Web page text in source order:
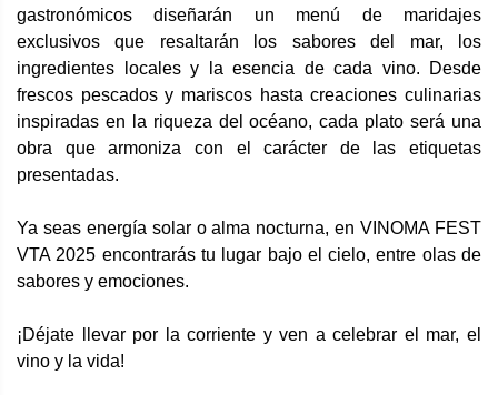
gastronómicos diseñarán un menú de maridajes
exclusivos que resaltarán los sabores del mar, los
ingredientes locales y la esencia de cada vino. Desde
frescos pescados y mariscos hasta creaciones culinarias
inspiradas en la riqueza del océano, cada plato será una
obra que armoniza con el carácter de las etiquetas
presentadas.
Ya seas energía solar o alma nocturna, en VINOMA FEST
VTA 2025 encontrarás tu lugar bajo el cielo, entre olas de
sabores y emociones.
¡Déjate llevar por la corriente y ven a celebrar el mar, el
vino y la vida!